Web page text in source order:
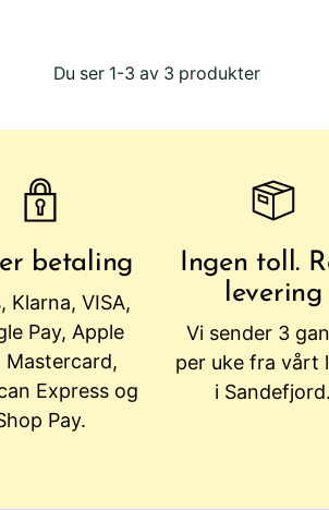
Du ser 1-3 av 3 produkter
betaling
Klarna, VISA,
Pay, Apple
Mastercard,
Express og
Pay.
Ingen toll.
levering
Vi sender 3
per uke fra vårt
i Sandefjord.